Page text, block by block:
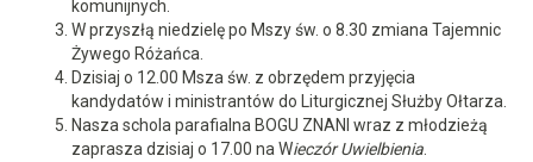
komunijnych.
W przyszłą niedzielę po Mszy św. o 8.30 zmiana Tajemnic
Żywego Różańca.
Dzisiaj o 12.00 Msza św. z obrzędem przyjęcia
kandydatów i ministrantów do Liturgicznej Służby Ołtarza.
Nasza schola parafialna BOGU ZNANI wraz z młodzieżą
zaprasza dzisiaj o 17.00 na Wieczór Uwielbienia